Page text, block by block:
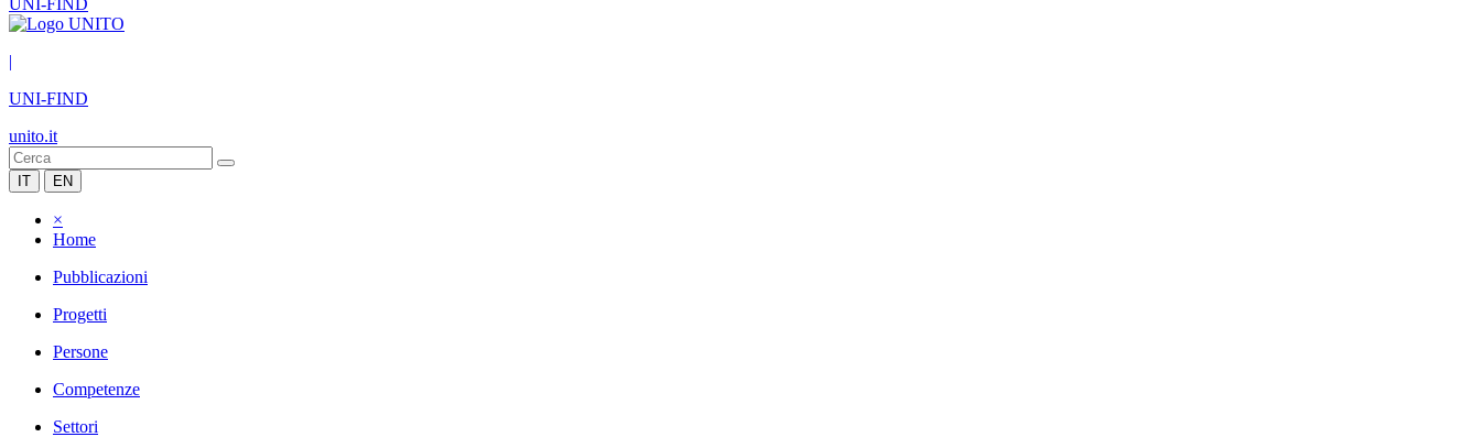
UNI-FIND
|
UNI-FIND
unito.it
IT EN
×
Home
Pubblicazioni
Progetti
Persone
Competenze
Settori